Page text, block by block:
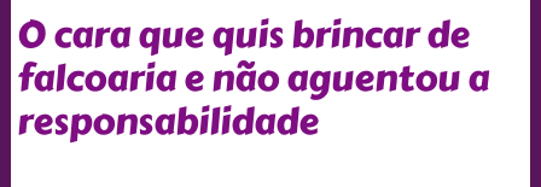
O cara que quis brincar de
falcoaria e não aguentou a
responsabilidade